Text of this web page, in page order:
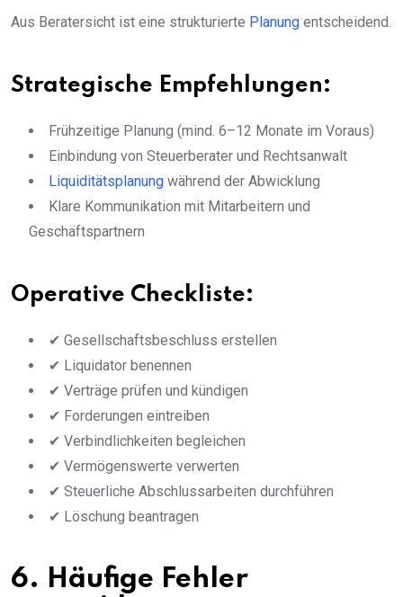
Aus Beratersicht ist eine strukturierte Planung entscheidend.
Strategische Empfehlungen:
Frühzeitige Planung (mind. 6–12 Monate im Voraus)
Einbindung von Steuerberater und Rechtsanwalt
Liquiditätsplanung während der Abwicklung
Klare Kommunikation mit Mitarbeitern und
Geschäftspartnern
Operative Checkliste:
✔ Gesellschaftsbeschluss erstellen
✔ Liquidator benennen
✔ Verträge prüfen und kündigen
✔ Forderungen eintreiben
✔ Verbindlichkeiten begleichen
✔ Vermögenswerte verwerten
✔ Steuerliche Abschlussarbeiten durchführen
✔ Löschung beantragen
6. Häufige Fehler